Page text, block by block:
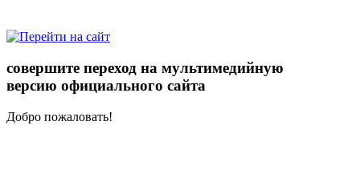
совершите переход на мультимедийную
версию официального сайта
Добро пожаловать!